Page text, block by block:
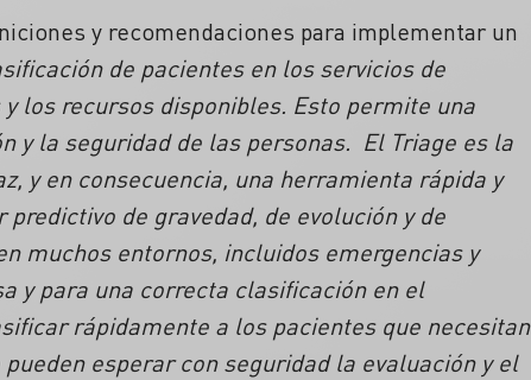
y recomendaciones para implementar un
de pacientes en los servicios de
los recursos disponibles. Esto permite una
y la seguridad de las personas. El Triage es la
y en consecuencia, una herramienta rápida y
de gravedad, de evolución y de
muchos entornos, incluidos emergencias y
y para una correcta clasificación en el
rápidamente a los pacientes que necesitan
esperar con seguridad la evaluación y el